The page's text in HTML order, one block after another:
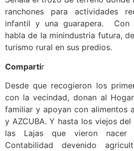
ranchones para actividades
infantil y una guarapera. Con
habla de la minindustria futura,
turismo rural en sus predios.
Compartir
Desde que recogieron los
con la vecindad, donan al
familiar y apoyan con alimentos
y AZCUBA. Y hasta los viejos
las Lajas que vieron
Contabilidad devenido